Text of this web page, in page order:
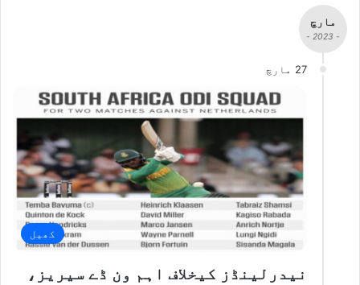
مارچ
- 2023 -
27 مارچ
کھیل
نیدرلینڈز کیخلاف اہم ون ڈے سیریز،